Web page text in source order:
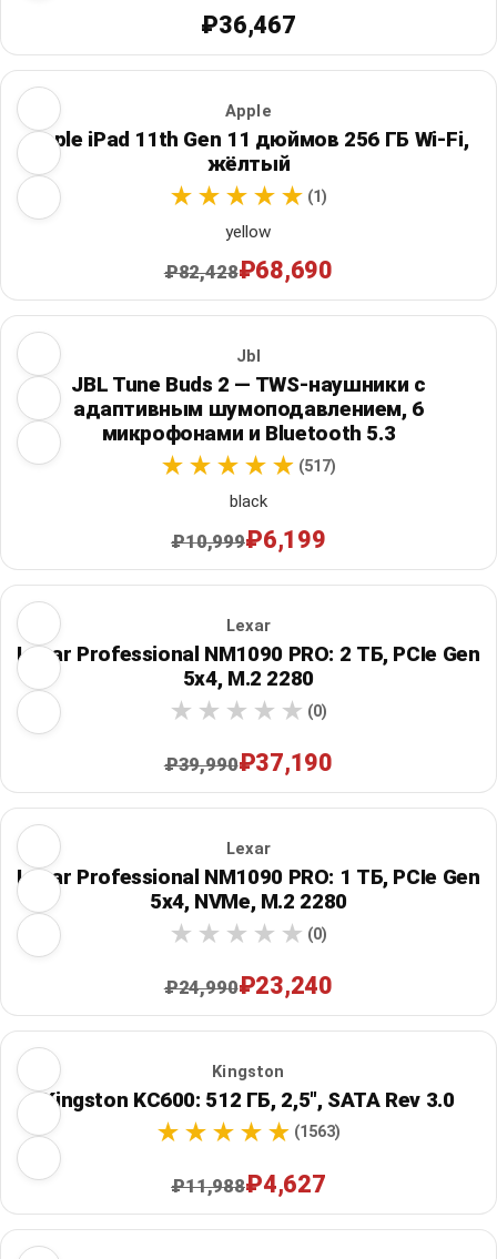
₽36,467
Apple
Apple iPad 11th Gen 11 дюймов 256 ГБ Wi‑Fi,
жёлтый
(1)
yellow
₽82,428₽68,690
Jbl
JBL Tune Buds 2 — TWS-наушники с
адаптивным шумоподавлением, 6
микрофонами и Bluetooth 5.3
(517)
black
₽10,999₽6,199
Lexar
Lexar Professional NM1090 PRO: 2 ТБ, PCIe Gen
5x4, M.2 2280
(0)
₽39,990₽37,190
Lexar
Lexar Professional NM1090 PRO: 1 ТБ, PCIe Gen
5x4, NVMe, M.2 2280
(0)
₽24,990₽23,240
Kingston
Kingston KC600: 512 ГБ, 2,5", SATA Rev 3.0
(1563)
₽11,988₽4,627